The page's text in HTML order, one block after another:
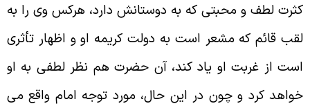
لطف و محبتى که به دوستانش دارد، هرکس وى را به
قائم که مشعر است به دولت کریمه او و اظهار تأثرى
از غربت او یاد کند، آن حضرت هم نظر لطفى به او
کرد و چون در این حال، مورد توجه امام واقع مى